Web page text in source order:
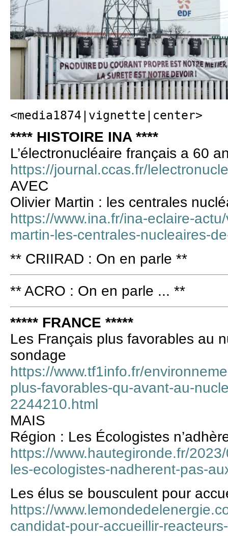
<media1874|vignette|center>
**** HISTOIRE INA ****
L’électronucléaire français a 60
https://journal.ccas.fr/
AVEC
Olivier Martin : les centrales
https://www.ina.fr/ina-eclaire-
martin-les-centrales-nucleaires-
** CRIIRAD : On en parle **
** ACRO : On en parle ... **
***** FRANCE *****
Les Français plus favorables au
sondage
https://www.tf1info.fr/
plus-favorables-qu-avant-au-
2244210.html
MAIS
Région : Les Écologistes
https://www.hautegironde.fr/
les-ecologistes-nadherent-pas-
Les élus se bousculent pour
https://
candidat-pour-accueillir-